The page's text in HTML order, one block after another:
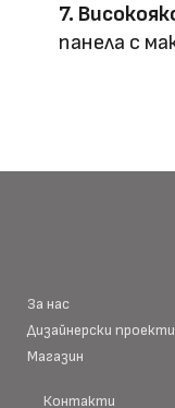
7.
панела с
За нас
Дизайнерски проекти
Магазин
Контакти